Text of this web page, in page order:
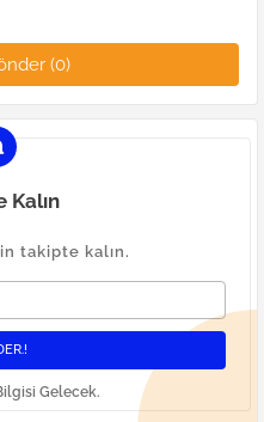
(0)
Kalın
takipte kalın.
Gelecek.